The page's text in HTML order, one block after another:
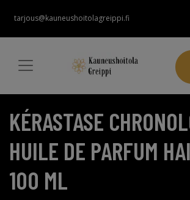
tarjous@kauneushoitolagreippi.fi
KÉRASTASE
HUILE DE PARFUM
100 ML